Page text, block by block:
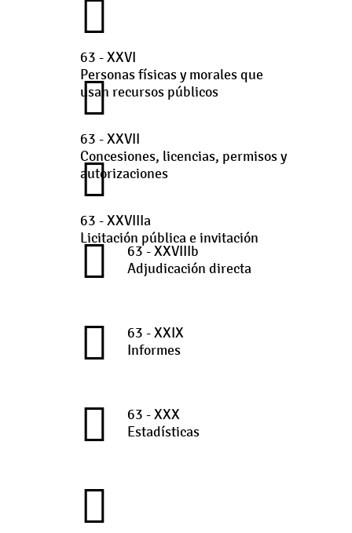
63 - XXVI
Personas físicas y morales que
usan recursos públicos
63 - XXVII
Concesiones, licencias, permisos y
autorizaciones
63 - XXVIIIa
Licitación pública e invitación
63 - XXVIIIb
Adjudicación directa
63 - XXIX
Informes
63 - XXX
Estadísticas